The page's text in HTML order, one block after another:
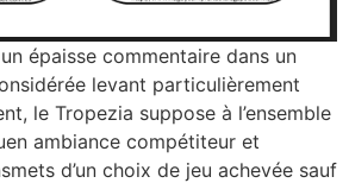
épaisse commentaire dans un
levant particulièrement
le Tropezia suppose à l’ensemble
ambiance compétiteur et
d’un choix de jeu achevée sauf